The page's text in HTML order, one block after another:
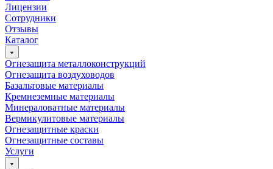
Лицензии
Сотрудники
Отзывы
Каталог
Огнезащита металлоконструкций
Огнезащита воздуховодов
Базальтовые материалы
Кремнеземные материалы
Минераловатные материалы
Вермикулитовые материалы
Огнезащитные краски
Огнезащитные составы
Услуги